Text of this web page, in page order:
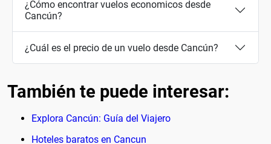
¿Cómo encontrar vuelos economicos desde
Cancún?
¿Cuál es el precio de un vuelo desde Cancún?
También te puede interesar:
Explora Cancún: Guía del Viajero
Hoteles baratos en Cancun